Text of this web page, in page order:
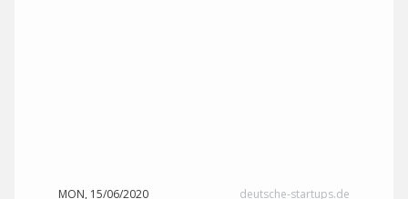
MON, 15/06/2020 deutsche-startups.de